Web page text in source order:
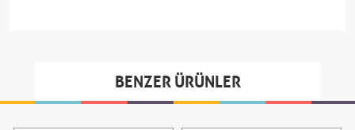
BENZER ÜRÜNLER